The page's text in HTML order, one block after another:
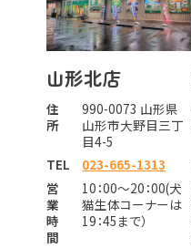
山形北店
住
所
990-0073 山形県
山形市大野目三丁
目4-5
TEL
023-665-1313
営
業
時
間
10：00～20：00(犬
猫生体コーナーは
19：45まで）